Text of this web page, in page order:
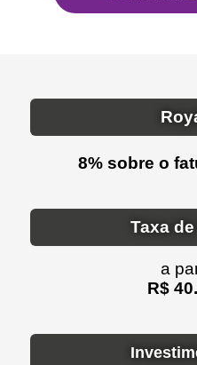
8% sobre o
Taxa
a
R$